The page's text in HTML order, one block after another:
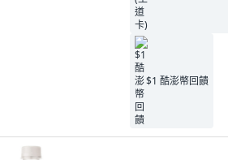
$1 酷澎幣回饋